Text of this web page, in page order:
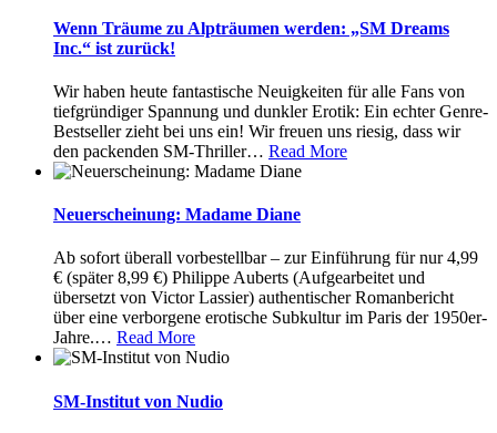
Wenn Träume zu Alpträumen werden: „SM Dreams
Inc.“ ist zurück!
Wir haben heute fantastische Neuigkeiten für alle Fans von
tiefgründiger Spannung und dunkler Erotik: Ein echter Genre-
Bestseller zieht bei uns ein! Wir freuen uns riesig, dass wir
den packenden SM-Thriller… Read More
Neuerscheinung: Madame Diane
Ab sofort überall vorbestellbar – zur Einführung für nur 4,99
€ (später 8,99 €) Philippe Auberts (Aufgearbeitet und
übersetzt von Victor Lassier) authentischer Romanbericht
über eine verborgene erotische Subkultur im Paris der 1950er-
Jahre.… Read More
SM-Institut von Nudio